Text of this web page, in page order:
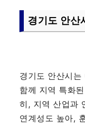
경기도 안산
경기도 안산시
함께 지역 특화
히, 지역 산업과
연계성도 높아,